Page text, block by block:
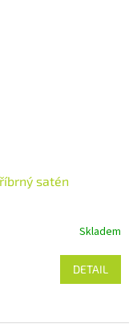
satén
Skladem
DETAIL